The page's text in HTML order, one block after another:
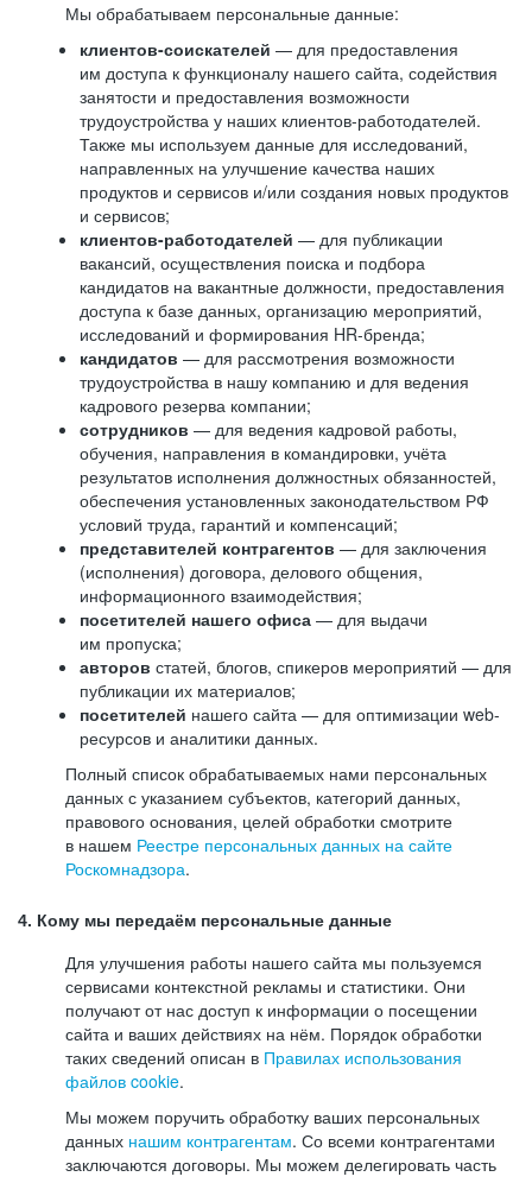
Мы обрабатываем персональные данные:
клиентов-соискателей — для предоставления
им доступа к функционалу нашего сайта, содействия
занятости и предоставления возможности
трудоустройства у наших клиентов-работодателей.
Также мы используем данные для исследований,
направленных на улучшение качества наших
продуктов и сервисов и/или создания новых продуктов
и сервисов;
клиентов-работодателей — для публикации
вакансий, осуществления поиска и подбора
кандидатов на вакантные должности, предоставления
доступа к базе данных, организацию мероприятий,
исследований и формирования HR-бренда;
кандидатов — для рассмотрения возможности
трудоустройства в нашу компанию и для ведения
кадрового резерва компании;
сотрудников — для ведения кадровой работы,
обучения, направления в командировки, учёта
результатов исполнения должностных обязанностей,
обеспечения установленных законодательством РФ
условий труда, гарантий и компенсаций;
представителей контрагентов — для заключения
(исполнения) договора, делового общения,
информационного взаимодействия;
посетителей нашего офиса — для выдачи
им пропуска;
авторов статей, блогов, спикеров мероприятий — для
публикации их материалов;
посетителей нашего сайта — для оптимизации web-
ресурсов и аналитики данных.
Полный список обрабатываемых нами персональных
данных с указанием субъектов, категорий данных,
правового основания, целей обработки смотрите
в нашем Реестре персональных данных на сайте
Роскомнадзора.
4. Кому мы передаём персональные данные
Для улучшения работы нашего сайта мы пользуемся
сервисами контекстной рекламы и статистики. Они
получают от нас доступ к информации о посещении
сайта и ваших действиях на нём. Порядок обработки
таких сведений описан в Правилах использования
файлов cookie.
Мы можем поручить обработку ваших персональных
данных нашим контрагентам. Со всеми контрагентами
заключаются договоры. Мы можем делегировать часть